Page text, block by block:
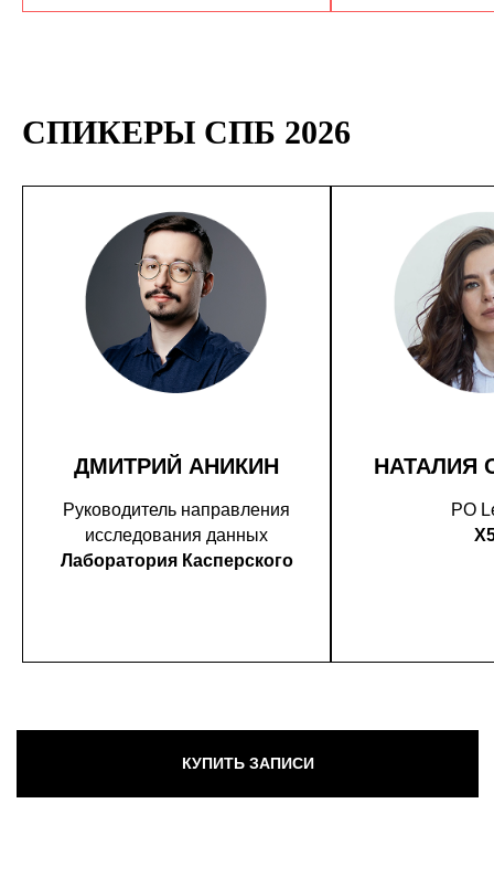
СПИКЕРЫ СПБ 2026
ДМИТРИЙ АНИКИН
Руководитель направления
исследования данных
Лаборатория Касперского
НАТАЛИЯ
PO